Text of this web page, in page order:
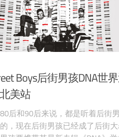
Boys后街男孩DNA世
美站
后和90后来说，都是听着后街
，现在后街男孩已经成了后街大